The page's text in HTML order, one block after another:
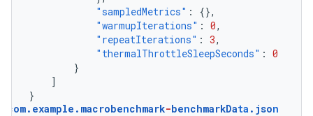
"sampledMetrics" :
{},
"warmupIterations" : 0,
"repeatIterations" : 3,
"thermalThrottleSleepSeconds" : 0
}
]
}
com.example.macrobenchmark-benchmarkData .json